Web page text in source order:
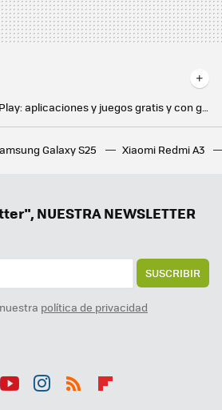
112 ofertas de Google Play: aplicaciones y juegos gratis y con grandes descuentos por poco tiempo
He probado las apps más populares para grabar llamadas y se me han quitado las ganas de grabar llamadas
Los videojuegos aterrizan en la tienda LEGO® con los nuevos sets de Fortnite, The Legend of Zelda, Animal Crossing y más
Galaxy S25 Xiaomi Redmi A3
NUESTRA NEWSLETTER
SUSCRIBIR
política de privacidad